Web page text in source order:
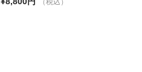
（税込）